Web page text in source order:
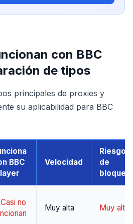
con BBC
de tipos
principales de proxies y
su aplicabilidad para BBC
BBC
Velocidad
Riesgo
de
bloqueo
Casi no
Muy alta Muy alto